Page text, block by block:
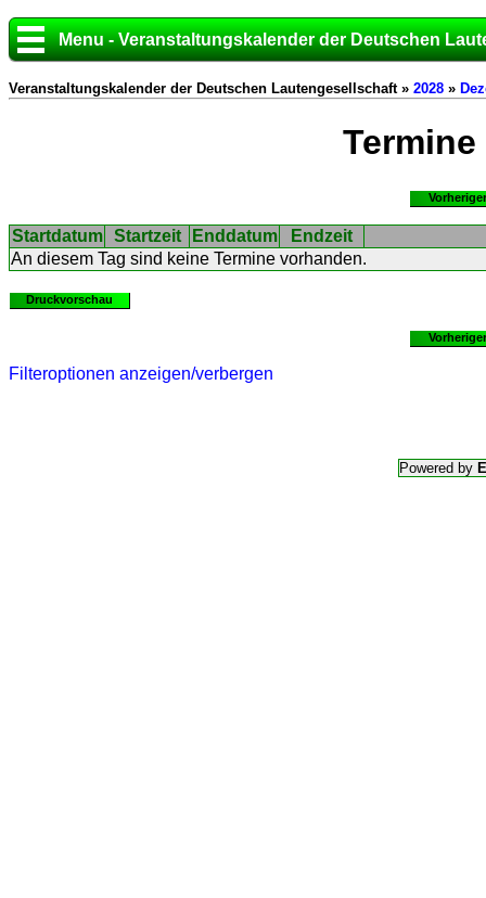
Menu - Veranstaltungskalender der Deutschen
Veranstaltungskalender der Deutschen Lautengesellschaft » 2028 »
Termine
Startdatum Startzeit Enddatum
Endzeit
An diesem Tag sind keine Termine vorhanden.
Druckvorschau
Filteroptionen anzeigen/verbergen
Powered by